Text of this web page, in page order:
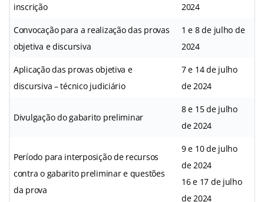
inscrição
2024
Convocação para a realização das provas
objetiva e discursiva
1 e 8 de julho de
2024
Aplicação das provas objetiva e
discursiva – técnico judiciário
7 e 14 de julho
de 2024
Divulgação do gabarito preliminar
8 e 15 de julho
de 2024
Período para interposição de recursos
contra o gabarito preliminar e questões
da prova
9 e 10 de julho
de 2024
16 e 17 de julho
de 2024